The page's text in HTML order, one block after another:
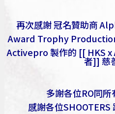
再次感謝 冠名贊助商
Award Trophy
Activepro 製作的 [[ HKS
者]] 慈
多謝各位RO同所
感謝各位SHOOTERS